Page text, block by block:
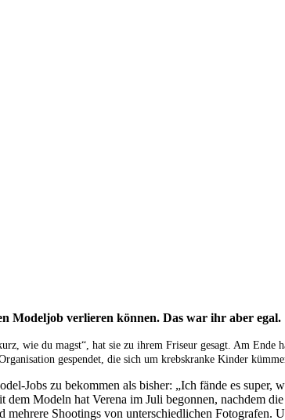
Modeljob verlieren können. Das war ihr aber egal.
wie du magst“, hat sie zu ihrem Friseur gesagt. Am
gespendet, die sich um krebskranke Kinder
Jobs zu bekommen als bisher: „Ich fände es super,
Modeln hat Verena im Juli begonnen, nachdem
Shootings von unterschiedlichen Fotografen.